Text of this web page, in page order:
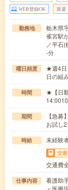
WEB登録OK 派遣
勤務地
栃木県
雀宮駅
／平石
-分
曜日頻度
★週4日
日の組
時間
★【日
期間
【急
お試し
時給 未経験
交
交通費
仕事内容
看護助
＜医療